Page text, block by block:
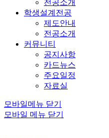
전공소개
학생설계전공
제도안내
전공소개
커뮤니티
공지사항
카드뉴스
주요일정
자료실
모바일메뉴 닫기
모바일 메뉴 닫기